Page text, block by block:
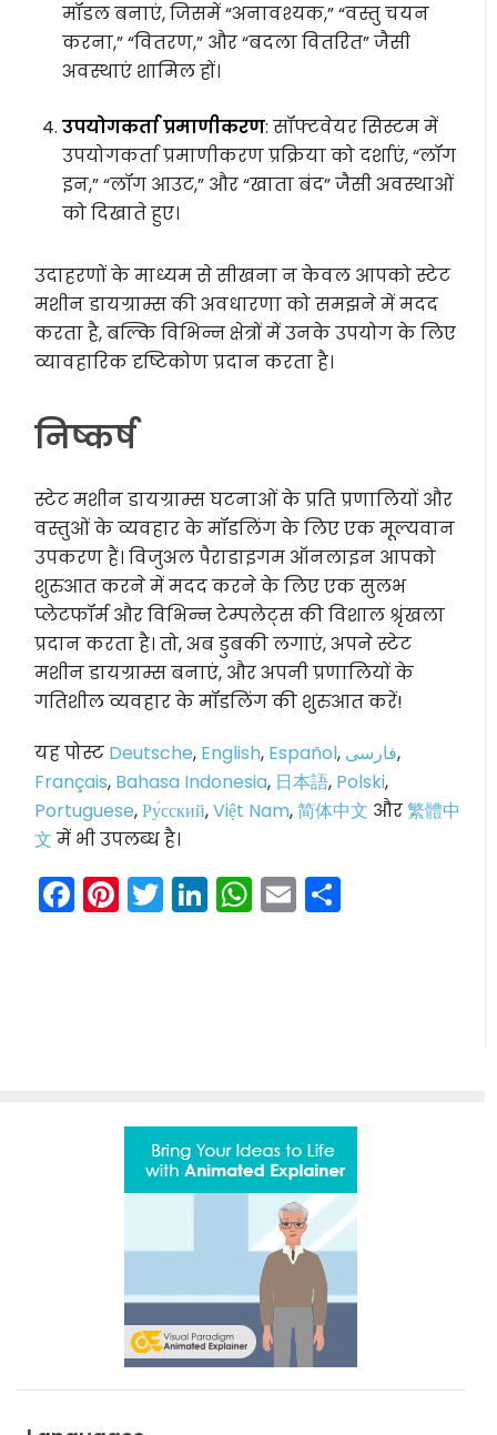
मॉडल बनाएं, जिसमें “अनावश्यक,” “वस्तु चयन
करना,” “वितरण,” और “बदला वितरित” जैसी
अवस्थाएं शामिल हों।
उपयोगकर्ता प्रमाणीकरण: सॉफ्टवेयर सिस्टम में
उपयोगकर्ता प्रमाणीकरण प्रक्रिया को दर्शाएं, “लॉग
इन,” “लॉग आउट,” और “खाता बंद” जैसी अवस्थाओं
को दिखाते हुए।
उदाहरणों के माध्यम से सीखना न केवल आपको स्टेट
मशीन डायग्राम्स की अवधारणा को समझने में मदद
करता है, बल्कि विभिन्न क्षेत्रों में उनके उपयोग के लिए
व्यावहारिक दृष्टिकोण प्रदान करता है।
निष्कर्ष
स्टेट मशीन डायग्राम्स घटनाओं के प्रति प्रणालियों और
वस्तुओं के व्यवहार के मॉडलिंग के लिए एक मूल्यवान
उपकरण हैं। विजुअल पैराडाइगम ऑनलाइन आपको
शुरुआत करने में मदद करने के लिए एक सुलभ
प्लेटफॉर्म और विभिन्न टेम्पलेट्स की विशाल श्रृंखला
प्रदान करता है। तो, अब डुबकी लगाएं, अपने स्टेट
मशीन डायग्राम्स बनाएं, और अपनी प्रणालियों के
गतिशील व्यवहार के मॉडलिंग की शुरुआत करें!
यह पोस्ट Deutsche, English, Español, فارسی,
Français, Bahasa Indonesia, 日本語, Polski,
Portuguese,Ру́сский,Việt Nam,简体中文 और繁體中
文 में भी उपलब्ध है।
Facebook
Pinterest
Twitter
LinkedIn
WhatsApp
Email